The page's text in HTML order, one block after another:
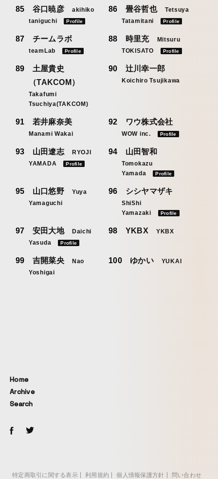
谷口暁彦
akihiko
taniguchi
Profile
畳谷哲也
Tetsuya
Tatamitani
Profile
チームラボ
teamLab Profile
時里充
Mitsuru
TOKISATO
Profile
土屋貴史
（TAKCOM）
Takafumi
Tsuchiya(TAKCOM)
辻川幸一郎
Koichiro Tsujikawa
若井麻奈美
Manami Wakai
ワウ株式会社
WOW inc. Profile
山田遼志
RYOJI
YAMADA
Profile
山田智和
Tomokazu
Yamada
Profile
山口悠野
Yuya
Yamaguchi
シシヤマザキ
ShiShi
Yamazaki
Profile
安田大地
Daichi
Yasuda
Profile
YKBX YKBX
吉開菜央
Nao
Yoshigai
ゆかい YUKAI
Home
Archive
Search
特定商取引に関する表示 利用規約 個人情報保護方針 問い合わせ